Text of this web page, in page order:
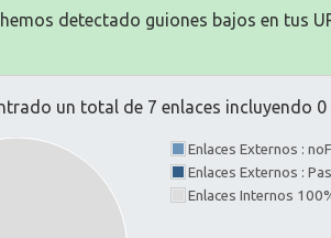
detectado guiones bajos en tus
un total de 7 enlaces incluyendo 0
Enlaces Externos :
Enlaces Externos :
Enlaces Internos